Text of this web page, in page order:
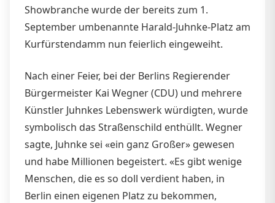
Showbranche wurde der bereits zum 1.
September umbenannte Harald-Juhnke-Platz am
Kurfürstendamm nun feierlich eingeweiht.
Nach einer Feier, bei der Berlins Regierender
Bürgermeister Kai Wegner (CDU) und mehrere
Künstler Juhnkes Lebenswerk würdigten, wurde
symbolisch das Straßenschild enthüllt. Wegner
sagte, Juhnke sei «ein ganz Großer» gewesen
und habe Millionen begeistert. «Es gibt wenige
Menschen, die es so doll verdient haben, in
Berlin einen eigenen Platz zu bekommen,